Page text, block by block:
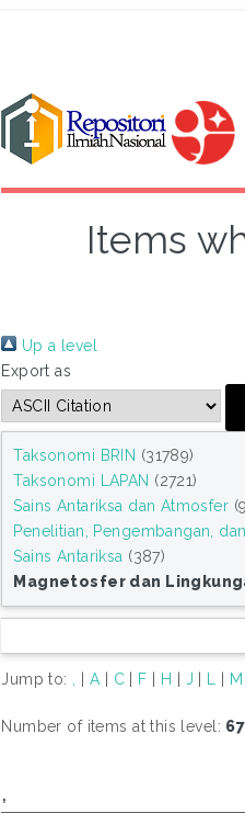
Items
Up a level
Export as
Taksonomi BRIN (31789)
Taksonomi LAPAN (2721)
Sains Antariksa dan Atmosfer
Penelitian, Pengembangan,
Sains Antariksa (387)
Magnetosfer dan
Jump to: | A | C| F | H | J | L | M
Number of items at this level: 67
,